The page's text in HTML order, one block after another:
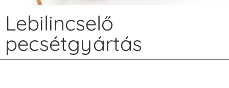
Lebilincselő
pecsétgyártás